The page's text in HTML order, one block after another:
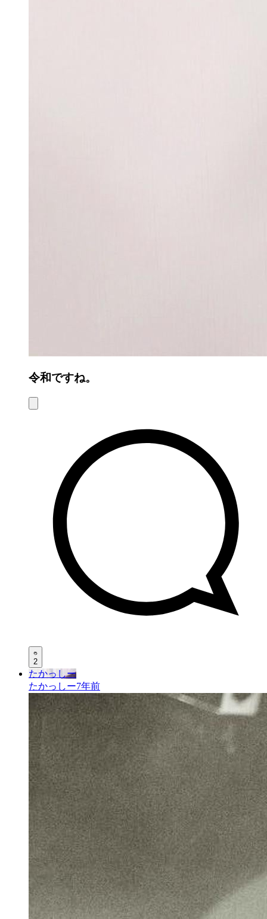
令和ですね。
2
たかっしー
たかっしー7年前